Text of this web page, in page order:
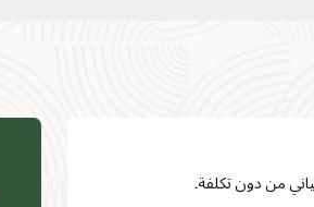
من دون تكلفة.